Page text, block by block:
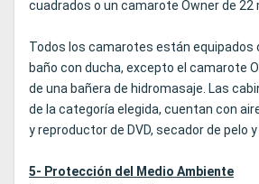
cuadrados o un camarote Owner de
Todos los camarotes están equipados
baño con ducha, excepto el camarote
de una bañera de hidromasaje. Las
de la categoría elegida, cuentan con
y reproductor de DVD, secador de pelo
5- Protección del Medio Ambiente